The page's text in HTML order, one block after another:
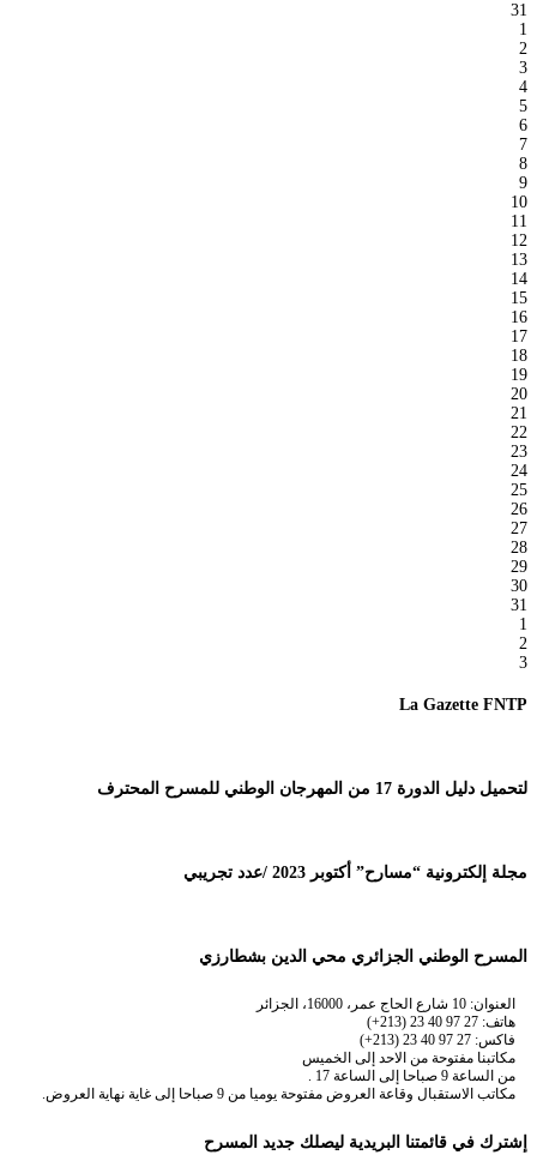
31
1
2
3
4
5
6
7
8
9
10
11
12
13
14
15
16
17
18
19
20
21
22
23
24
25
26
27
28
29
30
31
1
2
3
La Gazette FNTP
لتحميل دليل الدورة 17 من المهرجان الوطني للمسرح المحترف
مجلة إلكترونية “مسارح” أكتوبر 2023 /عدد تجريبي
المسرح الوطني الجزائري محي الدين بشطارزي
العنوان: 10 شارع الحاج عمر، 16000، الجزائر
هاتف: 27 97 40 23 (213+)
فاكس: 27 97 40 23 (213+)
مكاتبنا مفتوحة من الاحد إلى الخميس
من الساعة 9 صباحا إلى الساعة 17 .
مكاتب الاستقبال وقاعة العروض مفتوحة يوميا من 9 صباحا إلى غاية نهاية العروض.
إشترك في قائمتنا البريدية ليصلك جديد المسرح